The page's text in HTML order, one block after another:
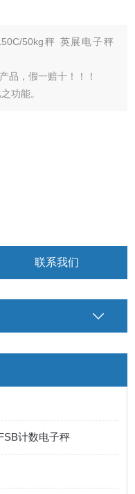
50kg秤 英展电子秤
品，假一赔十！！！
功能。
联系我们
计数电子秤